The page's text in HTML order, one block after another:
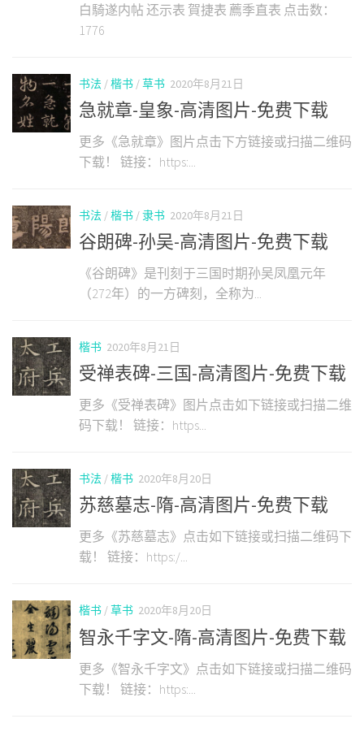
白騎遂内帖 还示表 賀捷表 薦季直表 点击数：
1776
书法 /楷书 /草书 2020年8月21日
急就章-皇象-高清图片-免费下载
更多《急就章》图片点击下方链接或扫描二维码
下载！ 链接：https:...
书法 /楷书 /隶书 2020年8月21日
谷朗碑-孙吴-高清图片-免费下载
《谷朗碑》是刊刻于三国时期孙吴凤凰元年
（272年）的一方碑刻，全称为...
楷书 2020年8月21日
受禅表碑-三国-高清图片-免费下载
更多《受禅表碑》图片点击如下链接或扫描二维
码下载！ 链接：https...
书法 /楷书 2020年8月20日
苏慈墓志-隋-高清图片-免费下载
更多《苏慈墓志》点击如下链接或扫描二维码下
载！ 链接：https:/...
楷书 /草书 2020年8月20日
智永千字文-隋-高清图片-免费下载
更多《智永千字文》点击如下链接或扫描二维码
下载！ 链接：https:...